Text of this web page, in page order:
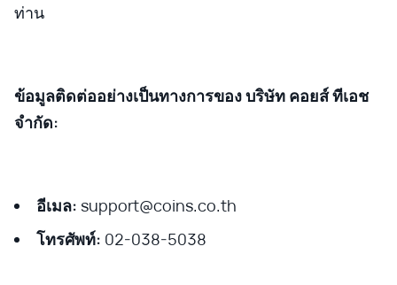
ท่าน
ข้อมูลติดต่ออย่างเป็นทางการของ บริษัท คอยส์ ทีเอช
จำกัด:
อีเมล: support@coins.co.th
โทรศัพท์: 02-038-5038